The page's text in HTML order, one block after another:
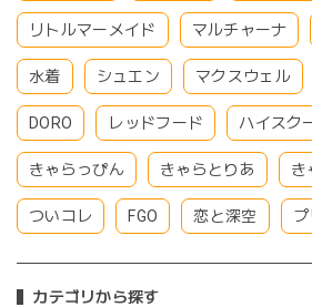
リトルマーメイド マルチャーナ
水着 シュエン マクスウェル
DORO レッドフード ハイスク
きゃらっぴん きゃらとりあ き
ついコレ FGO 恋と深空
カテゴリから探す